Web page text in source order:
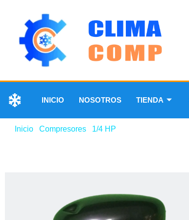
INICIO NOSOTROS TIENDA
Inicio Compresores 1/4 HP